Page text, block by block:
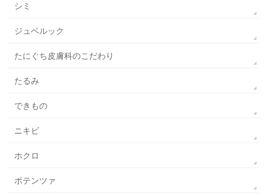
シミ
ジュベルック
たにぐち皮膚科のこだわり
たるみ
できもの
ニキビ
ホクロ
ポテンツァ